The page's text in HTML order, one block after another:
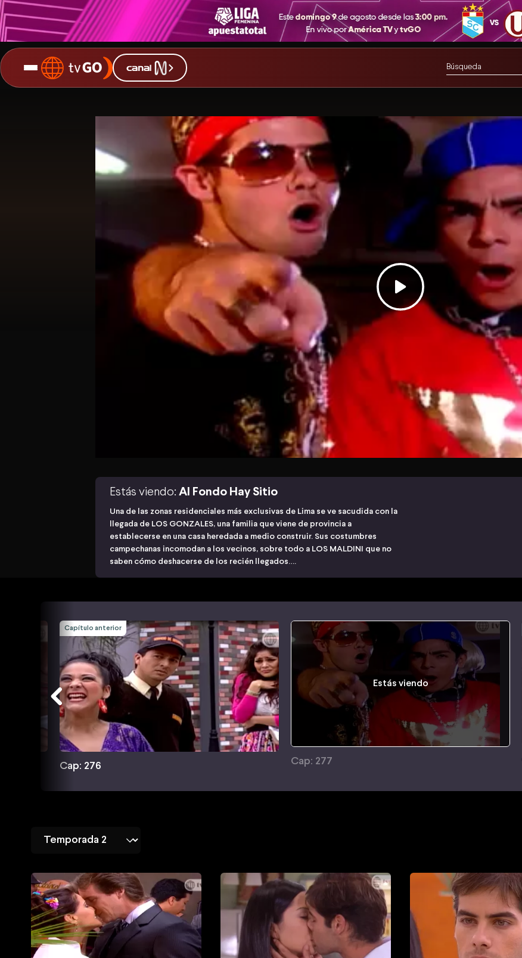
Estás viendo: Al Fondo Hay Sitio
Una de las zonas residenciales más exclusivas de Lima se ve sacudida con la
llegada de LOS GONZALES, una familia que viene de provincia a
establecerse en una casa heredada a medio construir. Sus costumbres
campechanas incomodan a los vecinos, sobre todo a LOS MALDINI que no
saben cómo deshacerse de los recién llegados….
Capítulo anterior
Cap: 276
Estás viendo
Cap: 277